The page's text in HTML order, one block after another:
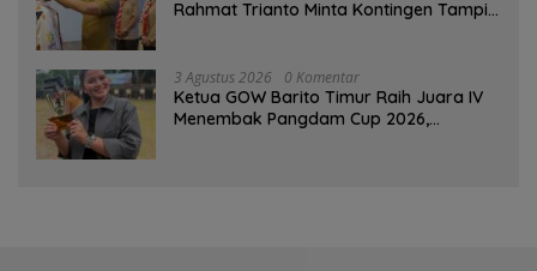
Rahmat Trianto Minta Kontingen Tampil
3 Agustus 2026 0 Komentar
Ketua GOW Barito Timur Raih Juara IV
Menembak Pangdam Cup 2026,